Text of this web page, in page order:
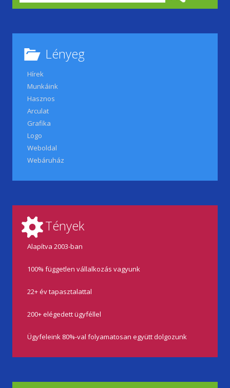
Lényeg
Hírek
Munkáink
Hasznos
Arculat
Grafika
Logo
Weboldal
Webáruház
Tények
Alapítva 2003-ban
100% független vállalkozás vagyunk
22+ év tapasztalattal
200+ elégedett ügyféllel
Ügyfeleink 80%-val folyamatosan együtt dolgozunk